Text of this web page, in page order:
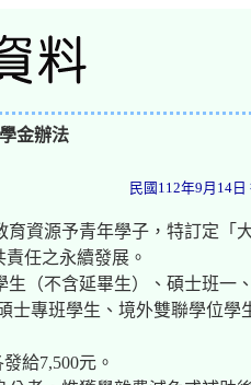
金辦法
民國112年9月14
資源予青年學子，特訂定「
任之永續發展。
（不含延畢生）、碩士班一
士專班學生、境外雙聯學位學
給7,500元。